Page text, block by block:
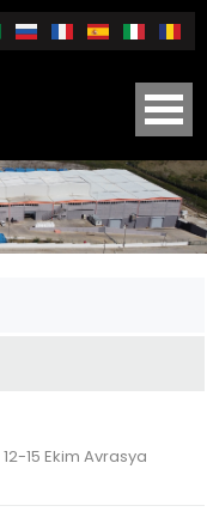
12-15 Ekim Avrasya